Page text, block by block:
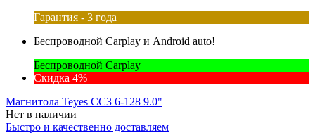
Гарантия - 3 года
Беспроводной Carplay и Android auto!
Беспроводной Carplay
Скидка 4%
Магнитола Teyes CC3 6-128 9.0"
Нет в наличии
Быстро и качественно доставляем